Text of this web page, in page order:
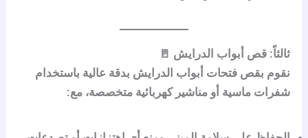
ثالثاً: قص أبواب الدرايش 🚪
نقوم بقص فتحات أبواب الدرايش بدقة عالية باستخدام
شفرات ماسية أو مناشير كهربائية متخصصة، مع: